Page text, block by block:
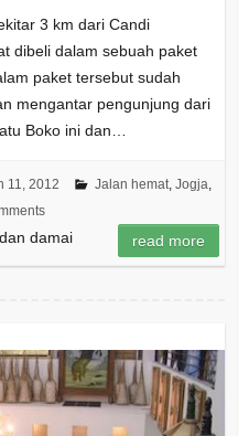
3 km dari Candi
dibeli dalam sebuah paket
paket tersebut sudah
mengantar pengunjung dari
Boko ini dan…
11, 2012 Jalan hemat, Jogja,
damai read more